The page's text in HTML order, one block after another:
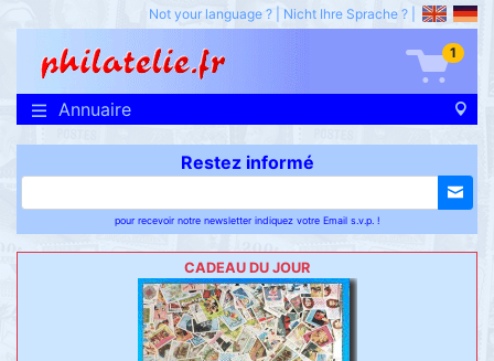
Not your language ? Nicht Ihre Sprache ?
1
Annuaire
Restez informé
pour recevoir notre newsletter indiquez votre Email s.v.p. !
CADEAU DU JOUR